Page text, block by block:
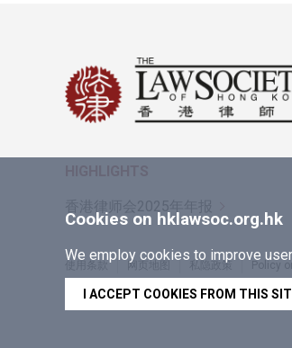
Cookies on hklawsoc.org.hk
We employ cookies to improve
I ACCEPT COOKIES FROM THIS
香港律师会2025年年报
网页地图 私隐政策
Policy
Copyright © 2026 香港律师会版权所有，不得转